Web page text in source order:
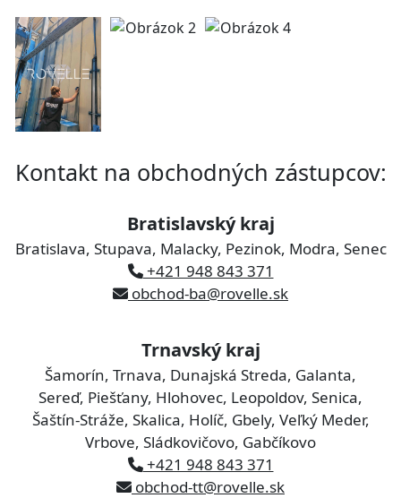
Kontakt na obchodných zástupcov:
Bratislavský kraj
Bratislava, Stupava, Malacky, Pezinok, Modra, Senec
+421 948 843 371
obchod-ba@rovelle.sk
Trnavský kraj
Šamorín, Trnava, Dunajská Streda, Galanta,
Sereď, Piešťany, Hlohovec, Leopoldov, Senica,
Šaštín-Stráže, Skalica, Holíč, Gbely, Veľký Meder,
Vrbove, Sládkovičovo, Gabčíkovo
+421 948 843 371
obchod-tt@rovelle.sk